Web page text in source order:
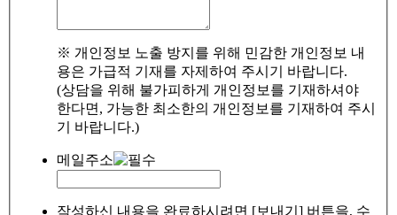
※ 개인정보 노출 방지를 위해 민감한 개인정보 내
용은 가급적 기재를 자제하여 주시기 바랍니다.
(상담을 위해 불가피하게 개인정보를 기재하셔야
한다면, 가능한 최소한의 개인정보를 기재하여 주시
기 바랍니다.)
메일주소
작성하신 내용을 완료하시려면 [보내기] 버튼을, 수